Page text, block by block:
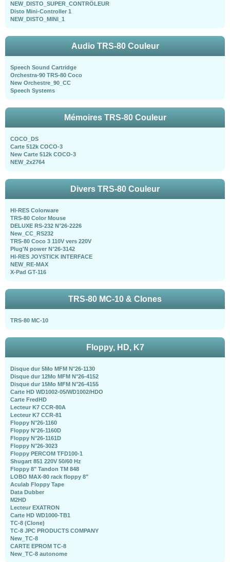
NEW_DISTO_SUPER_CONTRÖLEUR
Disto Mini-Controller 1
NEW_DISTO_MINI_1
Audio TRS-80 Couleur
Speech Sound Cartridge
Orchestra-90 TRS-80 Coco
New Orchestre_90_CC
Speech Systems
Mémoires TRS-80 Couleur
COCO_DS
Carte 512k COCO-3
New Carte 512k COCO-3
NEW_2x2764
Divers TRS-80 Couleur
HI-RES Colorware
TRS-80 Color Mouse
DELUXE RS-232 N°26-2226
New_CC_RS232
TRS-80 Coco 3 110V vers 220V
Plug'N power N°26-3142
HI-RES JOYSTICK INTERFACE
NEW_RE-MAX
X-Pad GT-116
TRS-80 MC-10 & Clones
TRS-80 MC-10
Floppy, HD, K7
Disque dur 5Mo MFM N°26-1130
Disque dur 12Mo MFM N°26-4152
Disque dur 15Mo MFM N°26-4155
Carte HD WD1002-05/WD1002/HDO
Carte FredHD
Lecteur K7 CCR-80A
Lecteur K7 CCR-81
Floppy N°26-1160
Floppy N°26-1160D
Floppy N°26-1161D
Floppy N°26-3023
Floppy PERCOM TFD100-1
Shugart 851 220V 50/60 Hz
Floppy 8" Tandon TM 848
LOBO MAX-80 rack floppy 8"
Aculab Floppy Tape
Data Dubber
M2HD
Lecteur EXATRON
Carte HD WD1000-TB1
TC-8 (Clone)
TC-8 JPC PRODUCTS COMPANY
New_TC-8
CARTE EPROM TC-8
New_TC-8 autonome